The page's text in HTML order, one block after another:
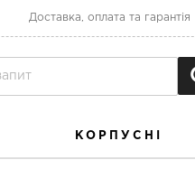
Доставка, оплата та гарантія
КОРПУСНІ